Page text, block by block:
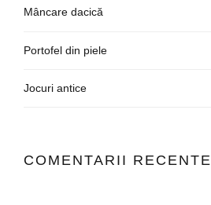
Mâncare dacică
Portofel din piele
Jocuri antice
COMENTARII RECENTE